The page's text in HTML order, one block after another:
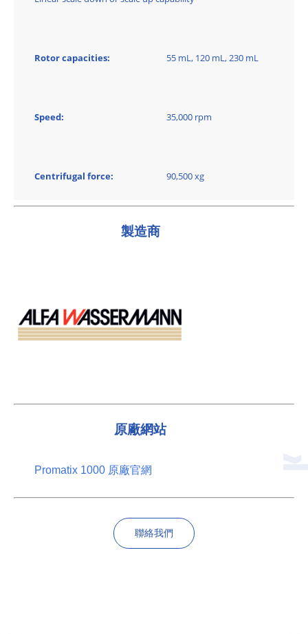
Rotor capacities: 55 mL, 120 mL, 230 mL
Speed: 35,000 rpm
Centrifugal force: 90,500 xg
製造商
原廠網站
Promatix 1000 原廠官網
聯絡我們